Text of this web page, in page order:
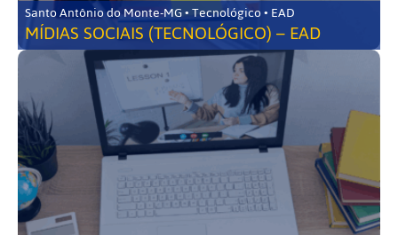
Santo Antônio do Monte-MG • Tecnológico • EAD
MÍDIAS SOCIAIS (TECNOLÓGICO) – EAD